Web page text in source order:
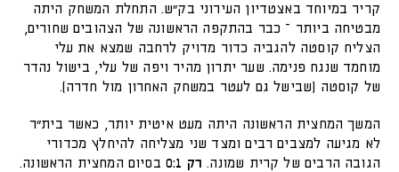
קריר במיוחד באצטדיון העירוני בק״ש. התחלת המשחק היתה
מבטיחה ביותר – כבר בהתקפה הראשונה של הצהובים שחורים,
הצליח קוסטה להגביה כדור מדויק לרחבה שמצא את עלי
מוחמד שנגח פנימה. שער יתרון מהיר ויפה של עלי, בישול נהדר
של קוסטה (שבישל גם לעטר במשחק האחרון מול חדרה).
המשך המחצית הראשונה היתה מעט איטית יותר, כאשר בית״ר
לא מגיעה למצבים רבים ומצד שני מצליחה להיחלץ מכדורי
הגובה הרבים של קרית שמונה. רק 0:1
בסיום המחצית הראשונה.